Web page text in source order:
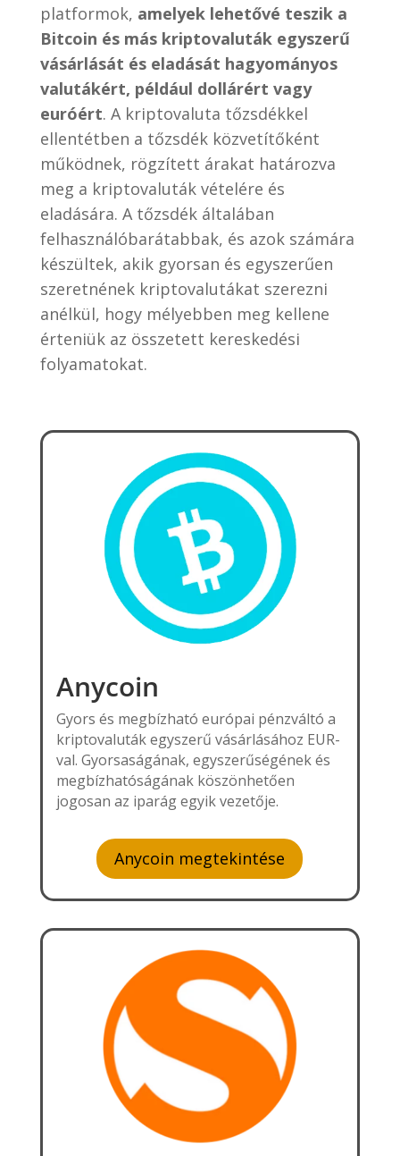
platformok, amelyek lehetővé teszik a
Bitcoin és más kriptovaluták egyszerű
vásárlását és eladását hagyományos
valutákért, például dollárért vagy
euróért. A kriptovaluta tőzsdékkel
ellentétben a tőzsdék közvetítőként
működnek, rögzített árakat határozva
meg a kriptovaluták vételére és
eladására. A tőzsdék általában
felhasználóbarátabbak, és azok számára
készültek, akik gyorsan és egyszerűen
szeretnének kriptovalutákat szerezni
anélkül, hogy mélyebben meg kellene
érteniük az összetett kereskedési
folyamatokat.
Anycoin
Gyors és megbízható európai pénzváltó a
kriptovaluták egyszerű vásárlásához EUR-
val. Gyorsaságának, egyszerűségének és
megbízhatóságának köszönhetően
jogosan az iparág egyik vezetője.
Anycoin megtekintése